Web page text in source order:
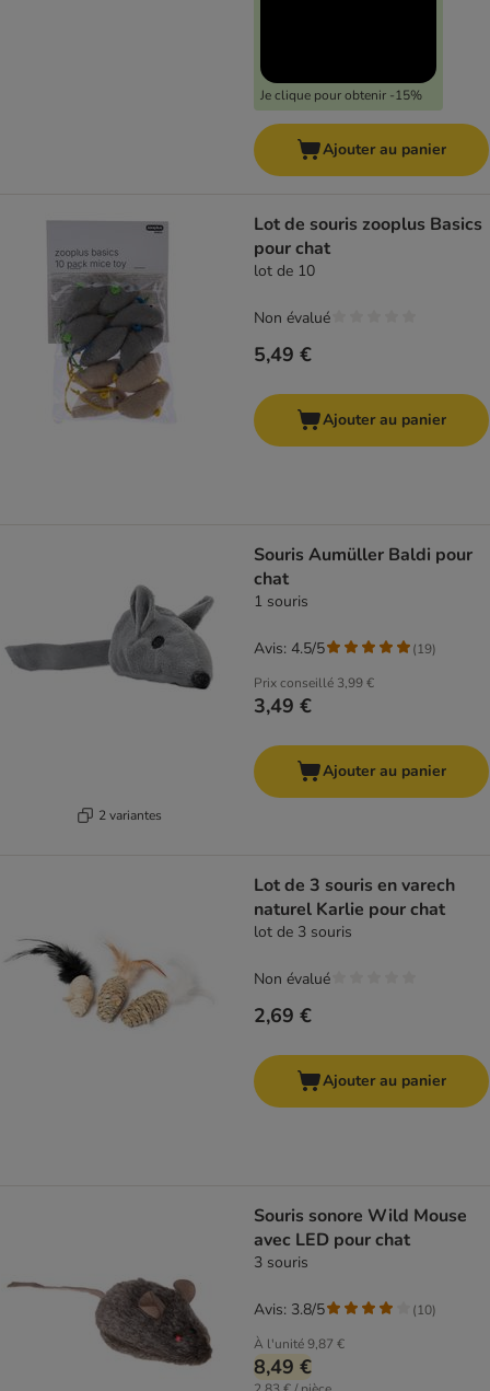
Je clique pour obtenir -15%
Ajouter au panier
Lot de souris zooplus Basics
pour chat
lot de 10
5,49 €
Non évalué
Ajouter au panier
2 variantes
Souris Aumüller Baldi pour
chat
1 souris
Prix conseillé 3,99 €
3,49 €
Avis: 4.5/5 (19)
Ajouter au panier
Lot de 3 souris en varech
naturel Karlie pour chat
lot de 3 souris
2,69 €
Non évalué
Ajouter au panier
Souris sonore Wild Mouse
avec LED pour chat
3 souris
À l'unité9,87 €
8,49 €
Avis: 3.8/5 (10)